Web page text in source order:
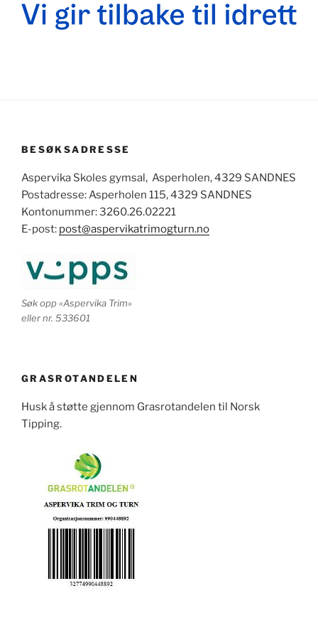
BESØKSADRESSE
Aspervika Skoles gymsal, Asperholen, 4329 SANDNES
Postadresse: Asperholen 115, 4329 SANDNES
Kontonummer: 3260.26.02221
E-post: post@aspervikatrimogturn.no
Søk opp «Aspervika Trim»
eller nr. 533601
GRASROTANDELEN
Husk å støtte gjennom Grasrotandelen til Norsk
Tipping.